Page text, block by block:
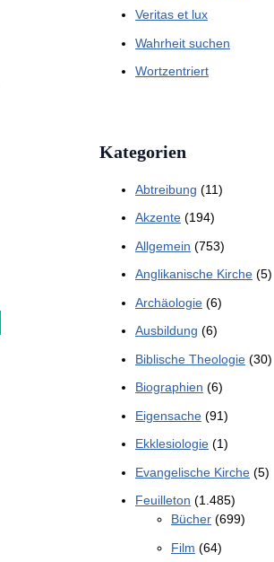
Veritas et lux
Wahrheit suchen
Wortzentriert
Kategorien
Abtreibung (11)
Akzente (194)
Allgemein (753)
Anglikanische Kirche (5)
Archäologie (6)
Ausbildung (6)
Biblische Theologie (30)
Biographien (6)
Eigensache (91)
Ekklesiologie (1)
Evangelische Kirche (5)
Feuilleton (1.485)
Bücher (699)
Film (64)